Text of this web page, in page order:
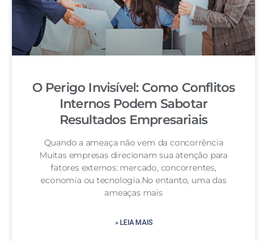
O Perigo Invisível: Como Conflitos
Internos Podem Sabotar
Resultados Empresariais
Quando a ameaça não vem da concorrência
Muitas empresas direcionam sua atenção para
fatores externos: mercado, concorrentes,
economia ou tecnologia.No entanto, uma das
ameaças mais
» LEIA MAIS